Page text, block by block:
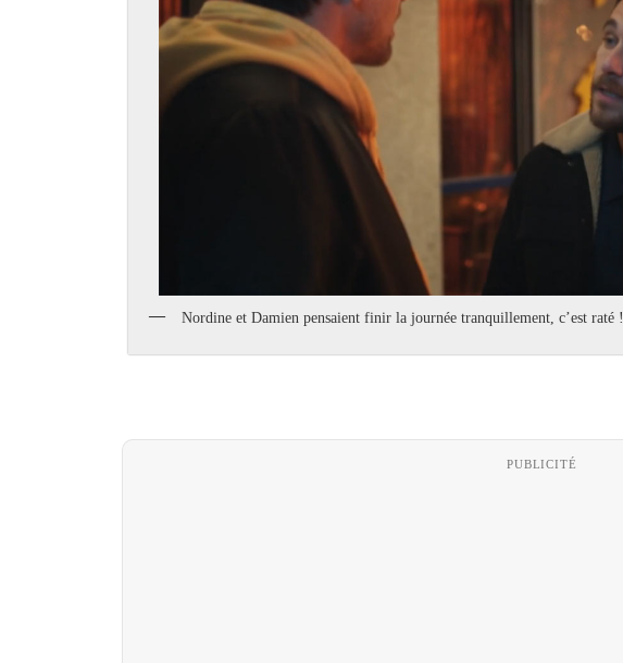
Nordine et Damien pensaient finir la journée tranquillement, c’est raté !
PUBLICITÉ